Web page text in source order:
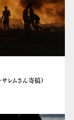
レムさん寄稿）